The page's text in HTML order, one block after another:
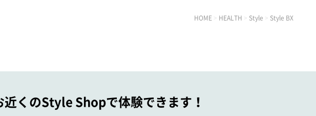
HOME > HEALTH > Style > Style BX
近くのStyle Shopで体験できます！